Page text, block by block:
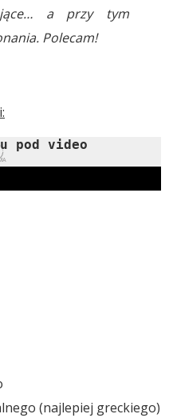
a przy tym
Polecam!
pod video
(najlepiej greckiego)